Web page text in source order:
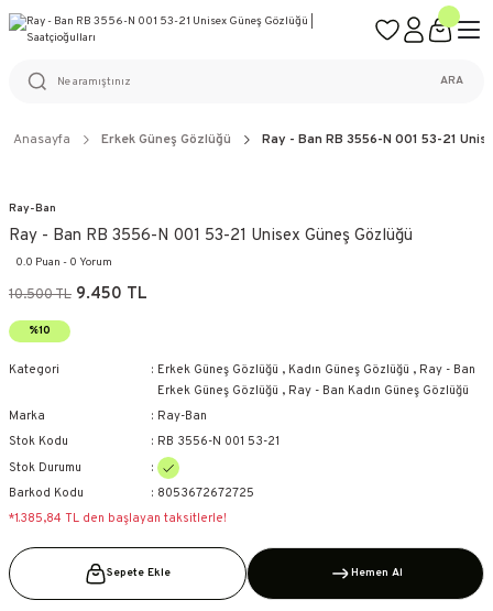
%100 ORİJİNAL ÜRÜN GARANTİSİ
ARA
Anasayfa Erkek Güneş Gözlüğü Ray - Ban RB 3556-N 001 53-21
Ray-Ban
Ray - Ban RB 3556-N 001 53-21 Unisex Güneş Gözlüğü
0.0 Puan - 0 Yorum
10.500 TL 9.450 TL
%10
Kategori Erkek Güneş Gözlüğü , Kadın Güneş Gözlüğü , Ray - Ban
Erkek Güneş Gözlüğü , Ray - Ban Kadın Güneş Gözlüğü
Marka
Ray-Ban
Stok Kodu
RB 3556-N 001 53-21
Stok Durumu
Barkod Kodu
8053672672725
*1.385,84 TL den başlayan taksitlerle!
Sepete Ekle Hemen Al